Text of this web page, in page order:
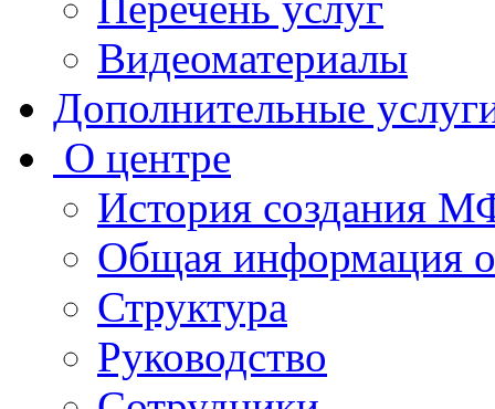
Видеоматериалы
Дополнительные
О центре
История создания
Общая
Структура
Руководство